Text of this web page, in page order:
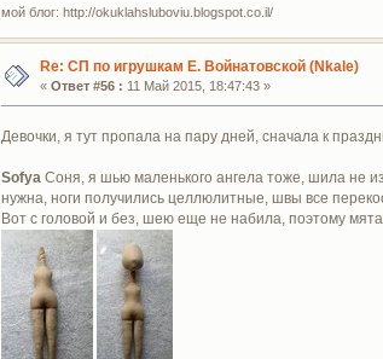
мой блог: http://okuklahsluboviu.blogspot.co.il/
Re: СП по игрушкам Е. Войнатовской (Nkale)
« Ответ #56 : 11 Май 2015, 18:47:43 »
Девочки, я тут пропала на пару дней, сначала к
SofyaСоня, я шью маленького ангела тоже, шила не
нужна, ноги получились целлюлитные, швы все
Вот с головой и без, шею еще не набила, поэтому